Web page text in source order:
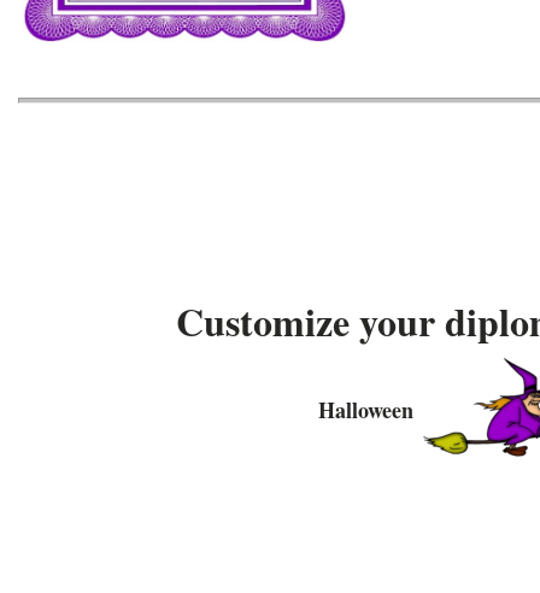
Customize your
Halloween